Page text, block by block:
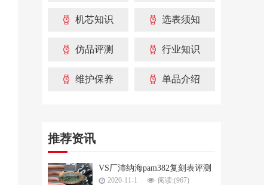
机芯知识 选表须知
仿品评测 行业知识
维护保养 单品介绍
推荐资讯
VS厂沛纳海pam382复刻表评测
2020-11-1 阅读:(967)